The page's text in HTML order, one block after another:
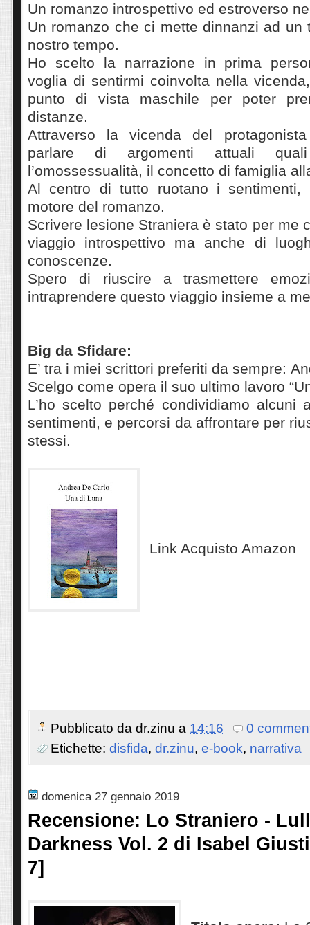
Un romanzo introspettivo ed estroverso
Un romanzo che ci mette dinnanzi ad un
nostro tempo.
Ho scelto la narrazione in prima
voglia di sentirmi coinvolta nella
punto di vista maschile per poter
distanze.
Attraverso la vicenda del
parlare di argomenti attuali quali
l’omossessualità, il concetto di famiglia
Al centro di tutto ruotano i
motore del romanzo.
Scrivere lesione Straniera è stato per me
viaggio introspettivo ma anche di
conoscenze.
Spero di riuscire a trasmettere
intraprendere questo viaggio insieme a
Big da Sfidare:
E’ tra i miei scrittori preferiti da sempre:
Scelgo come opera il suo ultimo lavoro
L’ho scelto perché condividiamo alcuni
sentimenti, e percorsi da affrontare per
stessi.
Link Acquisto Amazon
Pubblicato da dr.zinu a 14:16
0
Etichette: disfida, dr.zinu, e-book, narrativa
domenica 27 gennaio 2019
Recensione: Lo Straniero -
Darkness Vol. 2 di Isabel
7]